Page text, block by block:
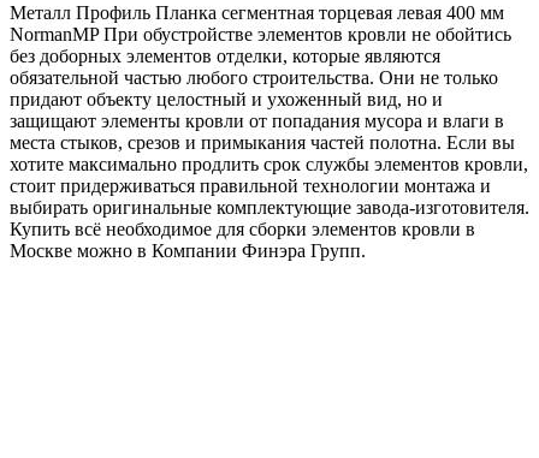
мм
NormanMP
(ПЭ-01-
8017-
0.5)
Металл Профиль Планка сегментная торцевая левая 400 мм
NormanMP При обустройстве элементов кровли не обойтись
без доборных элементов отделки, которые являются
обязательной частью любого строительства. Они не только
придают объекту целостный и ухоженный вид, но и
защищают элементы кровли от попадания мусора и влаги в
места стыков, срезов и примыкания частей полотна. Если вы
хотите максимально продлить срок службы элементов кровли,
стоит придерживаться правильной технологии монтажа и
выбирать оригинальные комплектующие завода-изготовителя.
Купить всё необходимое для сборки элементов кровли в
Москве можно в Компании Финэра Групп.